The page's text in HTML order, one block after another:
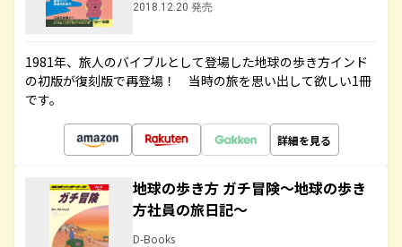
2018.12.20 発売
1981年、旅人のバイブルとして登場した地球の歩き方インド
の初版が復刻版で再登場！ 当時の旅を思い出して欲しい1冊
です。
詳細を見る
地球の歩き方 ガチ冒険～地球の歩き
方社員の旅日記～
D-Books